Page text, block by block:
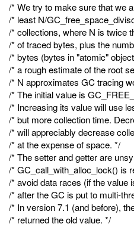
/* We try to make sure that we
/* least N/
/* collections, where N is twice
/* of traced bytes, plus the
/* bytes (bytes in "atomic"
/* a rough estimate of the root
/* N approximates GC tracing
/* The initial value is
/* Increasing its value will use
/* but more collection time.
/* will appreciably decrease
/* at the expense of space. */
/* The setter and getter are
/* GC_call_with_alloc_lock() is
/* avoid data races (if the value
/* after the GC is put to multi-
/* In version 7.1 (and before),
/* returned the old value. */